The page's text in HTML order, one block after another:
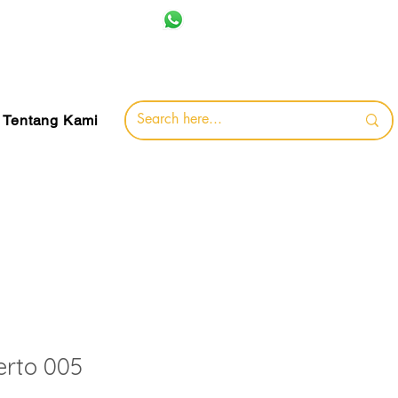
Tentang Kami
005